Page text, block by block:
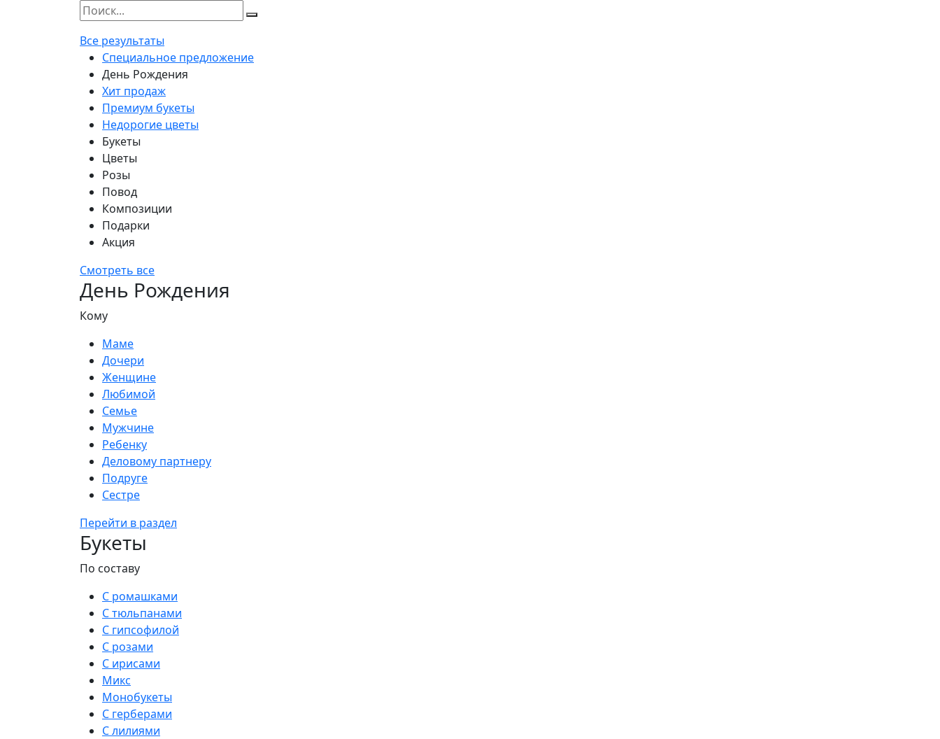
Все результаты
Специальное предложение
День Рождения
Хит продаж
Премиум букеты
Недорогие цветы
Букеты
Цветы
Розы
Повод
Композиции
Подарки
Акция
Смотреть все
День Рождения
Кому
Маме
Дочери
Женщине
Любимой
Семье
Мужчине
Ребенку
Деловому партнеру
Подруге
Сестре
Перейти в раздел
Букеты
По составу
С ромашками
С тюльпанами
С гипсофилой
С розами
С ирисами
Микс
Монобукеты
С герберами
С лилиями